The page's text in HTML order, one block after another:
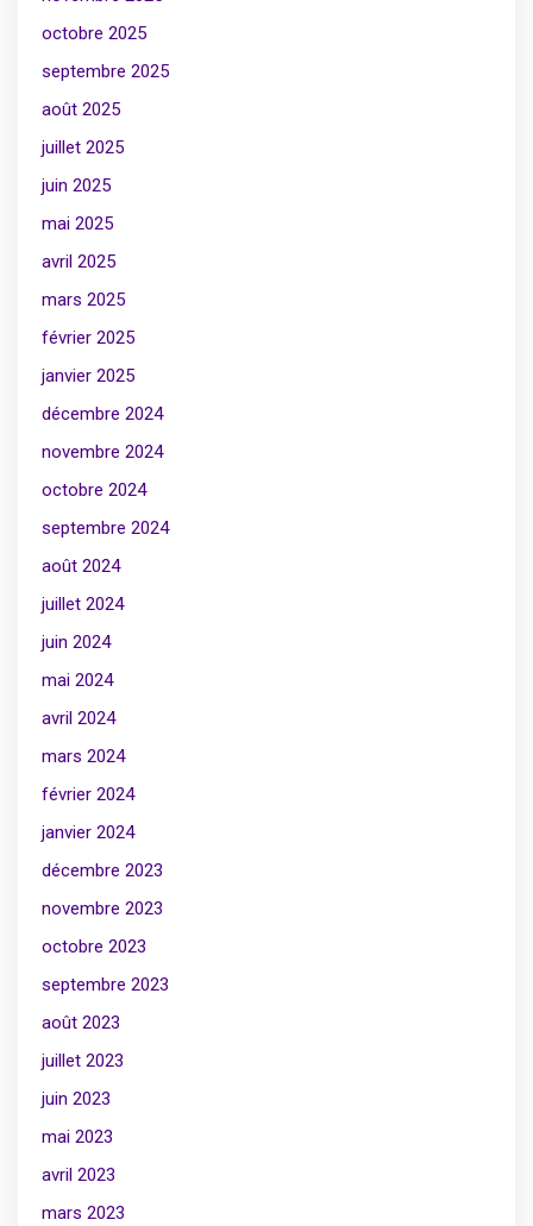
octobre 2025
septembre 2025
août 2025
juillet 2025
juin 2025
mai 2025
avril 2025
mars 2025
février 2025
janvier 2025
décembre 2024
novembre 2024
octobre 2024
septembre 2024
août 2024
juillet 2024
juin 2024
mai 2024
avril 2024
mars 2024
février 2024
janvier 2024
décembre 2023
novembre 2023
octobre 2023
septembre 2023
août 2023
juillet 2023
juin 2023
mai 2023
avril 2023
mars 2023